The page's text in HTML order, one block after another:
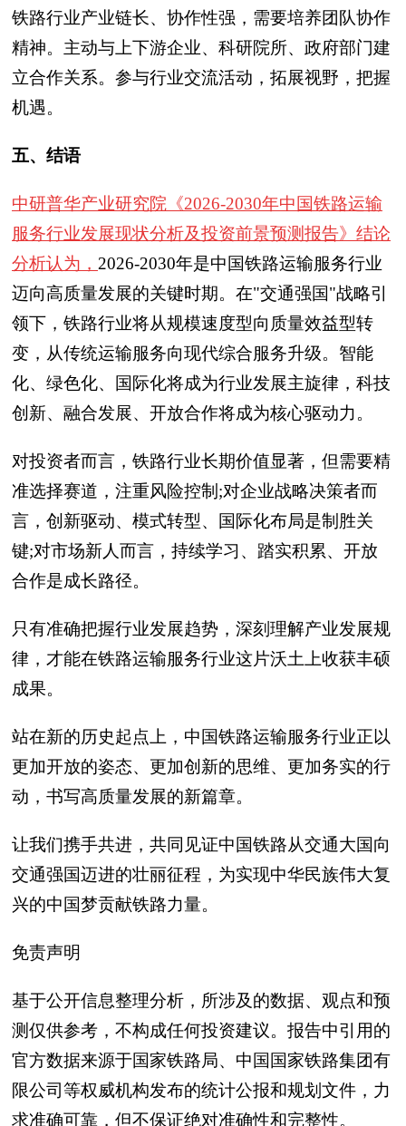
铁路行业产业链长、协作性强，需要培养团队协作
精神。主动与上下游企业、科研院所、政府部门建
立合作关系。参与行业交流活动，拓展视野，把握
机遇。
五、结语
中研普华产业研究院《2026-2030年中国铁路运输
服务行业发展现状分析及投资前景预测报告》结论
分析认为， 2026-2030年是中国铁路运输服务行业
迈向高质量发展的关键时期。在"交通强国"战略引
领下，铁路行业将从规模速度型向质量效益型转
变，从传统运输服务向现代综合服务升级。智能
化、绿色化、国际化将成为行业发展主旋律，科技
创新、融合发展、开放合作将成为核心驱动力。
对投资者而言，铁路行业长期价值显著，但需要精
准选择赛道，注重风险控制;对企业战略决策者而
言，创新驱动、模式转型、国际化布局是制胜关
键;对市场新人而言，持续学习、踏实积累、开放
合作是成长路径。
只有准确把握行业发展趋势，深刻理解产业发展规
律，才能在铁路运输服务行业这片沃土上收获丰硕
成果。
站在新的历史起点上，中国铁路运输服务行业正以
更加开放的姿态、更加创新的思维、更加务实的行
动，书写高质量发展的新篇章。
让我们携手共进，共同见证中国铁路从交通大国向
交通强国迈进的壮丽征程，为实现中华民族伟大复
兴的中国梦贡献铁路力量。
免责声明
基于公开信息整理分析，所涉及的数据、观点和预
测仅供参考，不构成任何投资建议。报告中引用的
官方数据来源于国家铁路局、中国国家铁路集团有
限公司等权威机构发布的统计公报和规划文件，力
求准确可靠，但不保证绝对准确性和完整性。